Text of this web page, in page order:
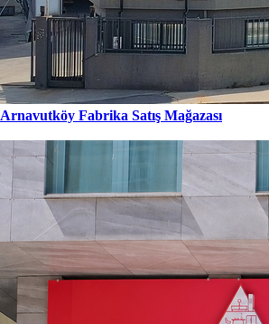
Arnavutköy Fabrika Satış Mağazası